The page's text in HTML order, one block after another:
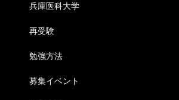
兵庫医科大学
再受験
勉強方法
募集イベント